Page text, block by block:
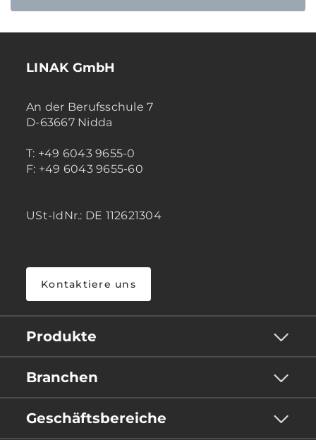
LINAK GmbH
An der Berufsschule 7
D-63667 Nidda
T: +49 6043 9655-0
F: +49 6043 9655-60
USt-IdNr.: DE 112621304
Kontaktiere uns
Produkte
Branchen
Geschäftsbereiche